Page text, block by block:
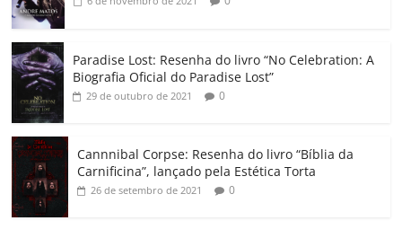
Paradise Lost: Resenha do livro “No Celebration: A
Biografia Oficial do Paradise Lost”
29 de outubro de 2021 0
Cannnibal Corpse: Resenha do livro “Bíblia da
Carnificina”, lançado pela Estética Torta
26 de setembro de 2021 0